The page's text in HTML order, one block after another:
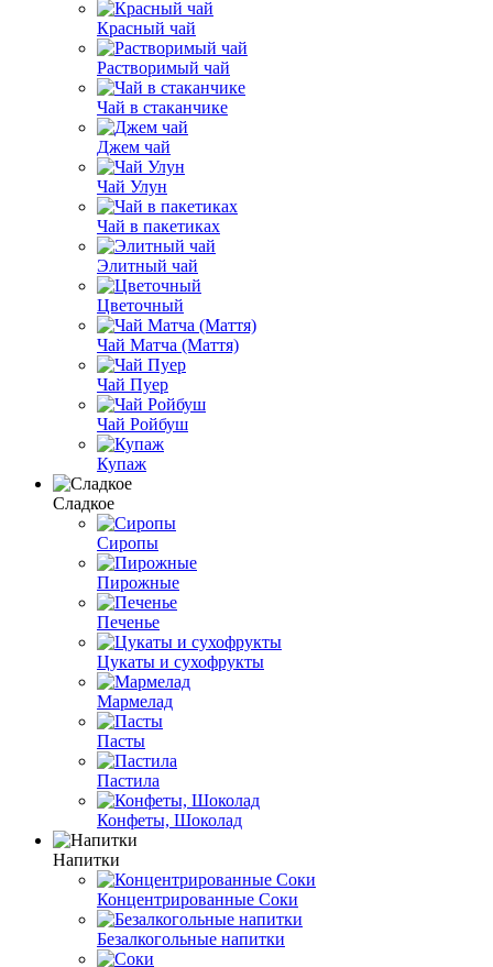
Красный чай
Растворимый чай
Чай в стаканчике
Джем чай
Чай Улун
Чай в пакетиках
Элитный чай
Цветочный
Чай Матча (Маття)
Чай Пуер
Чай Ройбуш
Купаж
Сладкое
Сиропы
Пирожные
Печенье
Цукаты и сухофрукты
Мармелад
Пасты
Пастила
Конфеты, Шоколад
Напитки
Концентрированные Соки
Безалкогольные напитки